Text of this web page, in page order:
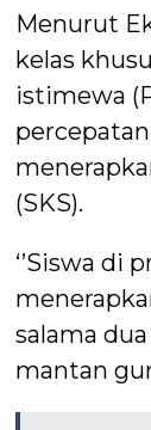
Menurut
kelas
istimewa
(SKS).
‘’Siswa di
salama
mantan